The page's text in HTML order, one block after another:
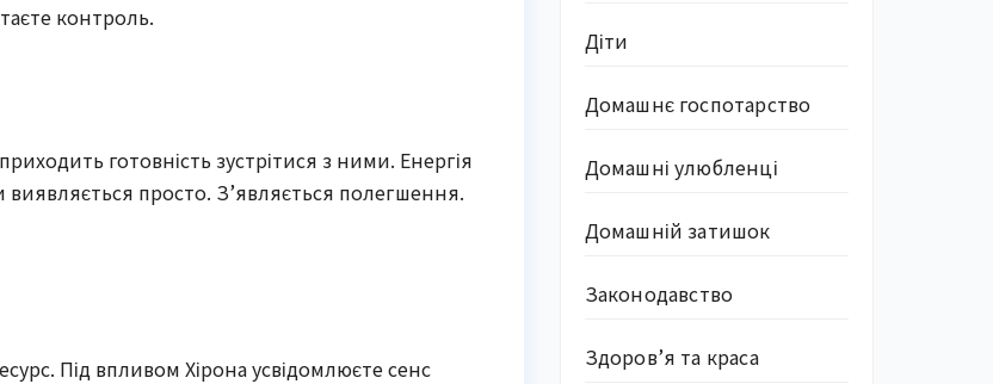
контроль.
готовність зустрітися з ними. Енергія
виявляється просто. З’являється полегшення.
Під впливом Хірона усвідомлюєте сенс
Діти
Домашнє госпотарство
Домашні улюбленці
Домашній затишок
Законодавство
Здоров’я та краса